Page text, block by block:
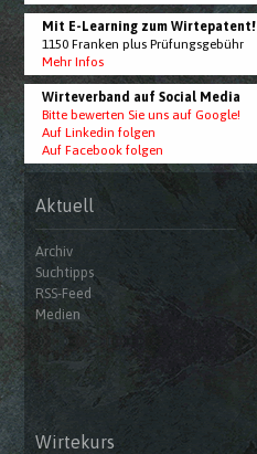
Mit E-Learning zum Wirtepatent!
1150 Franken plus Prüfungsgebühr
Mehr Infos
Wirteverband auf Social Media
Bitte bewerten Sie uns auf Google!
Auf Linkedin folgen
Auf Facebook folgen
Aktuell
Archiv
Suchtipps
RSS-Feed
Medien
Wirtekurs